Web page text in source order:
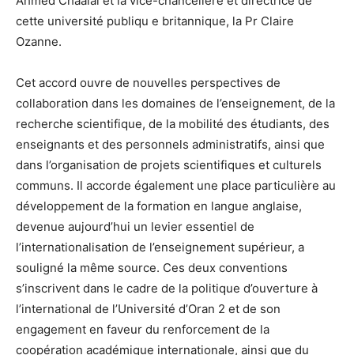
cette université publiqu e britannique, la Pr Claire
Ozanne.
Cet accord ouvre de nouvelles perspectives de
collaboration dans les domaines de l’enseignement, de la
recherche scientifique, de la mobilité des étudiants, des
enseignants et des personnels administratifs, ainsi que
dans l’organisation de projets scientifiques et culturels
communs. Il accorde également une place particulière au
développement de la formation en langue anglaise,
devenue aujourd’hui un levier essentiel de
l’internationalisation de l’enseignement supérieur, a
souligné la même source. Ces deux conventions
s’inscrivent dans le cadre de la politique d’ouverture à
l’international de l’Université d’Oran 2 et de son
engagement en faveur du renforcement de la
coopération académique internationale, ainsi que du